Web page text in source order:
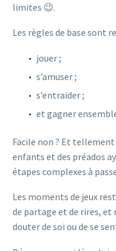
limites 😉.
Les règles de base sont
jouer ;
s’amuser ;
s’entraider ;
et gagner
Facile non ? Et
enfants et des préados
étapes complexes à
Les moments de jeux
de partage et de rires, et
douter de soi ou de se